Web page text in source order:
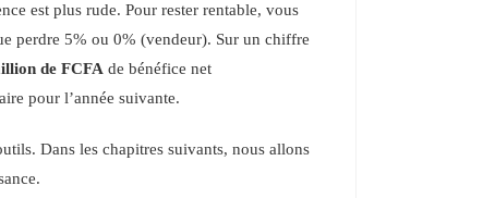
est plus rude. Pour rester rentable, vous
perdre 5% ou 0% (vendeur). Sur un chiffre
de FCFA de bénéfice net
pour l’année suivante.
Dans les chapitres suivants, nous allons